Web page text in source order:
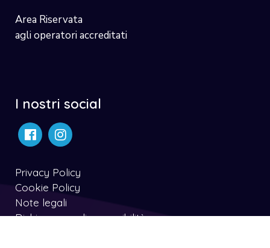
Area Riservata
agli operatori accreditati
I nostri social
Privacy Policy
Cookie Policy
Note legali
Dichiarazone di accessibilità